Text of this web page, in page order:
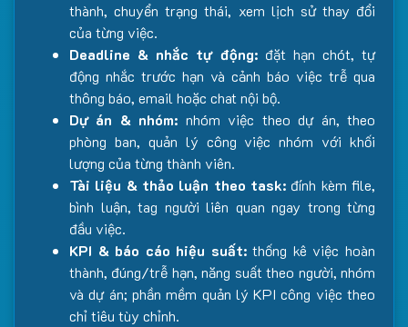
thành, chuyển trạng thái, xem lịch sử thay đổi
của từng việc.
Deadline & nhắc tự động:đặt hạn chót, tự
động nhắc trước hạn và cảnh báo việc trễ qua
thông báo, email hoặc chat nội bộ.
Dự án & nhóm: nhóm việc theo dự án, theo
phòng ban, quản lý công việc nhóm với khối
lượng của từng thành viên.
Tài liệu & thảo luận theo task: đính kèm file,
bình luận, tag người liên quan ngay trong từng
đầu việc.
KPI & báo cáo hiệu suất:thống kê việc hoàn
thành, đúng/trễ hạn, năng suất theo người, nhóm
và dự án; phần mềm quản lý KPI công việc theo
chỉ tiêu tùy chỉnh.